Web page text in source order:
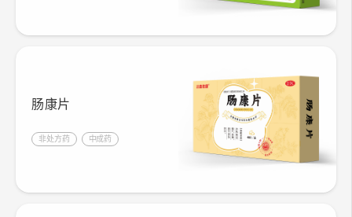
肠康片
非处方药 中成药